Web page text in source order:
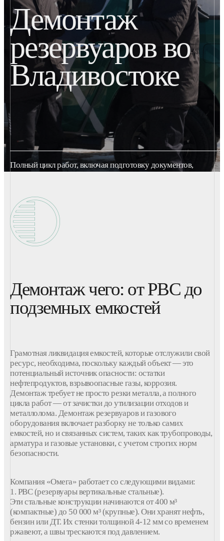
Демонтаж
резервуаров во
Владивостоке
Полный цикл работ, включая подготовку документов,
территории и её рекультивацию.
Демонтаж чего: от РВС до
подземных емкостей
Грамотная ликвидация емкостей, которые отслужили свой
ресурс, необходима, поскольку каждый объект — это
потенциальный источник опасности: остатки
нефтепродуктов, взрывоопасные газы, коррозия.
Демонтаж требует не просто резки металла, а полного
цикла работ — от зачистки до утилизации отходов и
металлолома. Демонтаж резервуаров и газового
оборудования включает разборку не только самих
емкостей, но и связанных систем, таких как трубопроводы,
арматура и газовые установки, с учетом строгих норм
безопасности.
Компания «Омега» работает со следующими видами:
1. РВС (резервуары вертикальные стальные).
Эти стальные конструкции начинаются от 400 м³
(компактные) до 50 000 м³ (крупные). Они хранят нефть,
бензин или ДТ. Их стенки толщиной 4-12 мм со временем
ржавеют, а швы трескаются под давлением.